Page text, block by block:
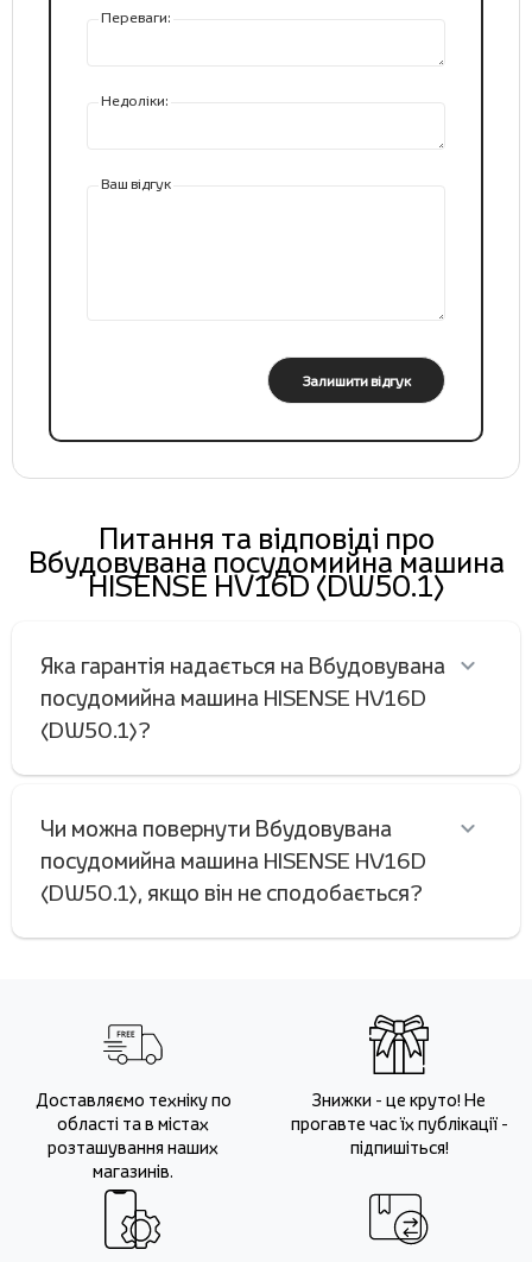
Переваги:
Недоліки:
Ваш відгук
Залишити відгук
Питання та відповіді про
Вбудовувана посудомийна машина
HISENSE HV16D (DW50.1)
Яка гарантія надається на Вбудовувана
посудомийна машина HISENSE HV16D
(DW50.1)?
Чи можна повернути Вбудовувана
посудомийна машина HISENSE HV16D
(DW50.1), якщо він не сподобається?
Доставляємо техніку по
області та в містах
розташування наших
магазинів.
Знижки - це круто! Не
прогавте час їх публікації -
підпишіться!